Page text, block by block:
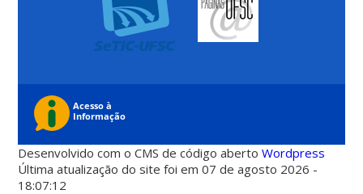
Desenvolvido com o CMS de código abertoWordpress
Última atualização do site foi em 07 de agosto 2026 -
18:07:12